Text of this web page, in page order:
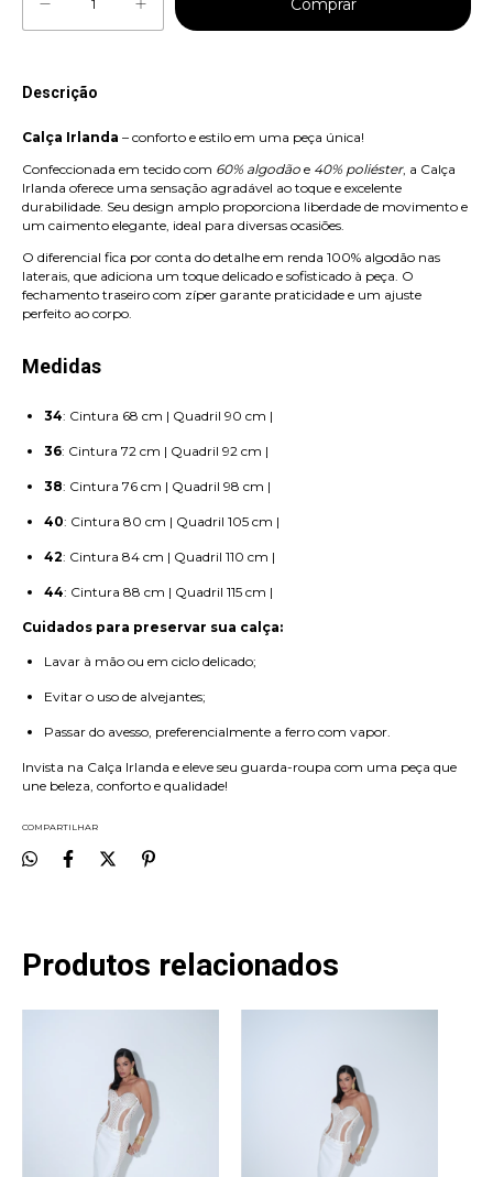
Descrição
Calça Irlanda – conforto e estilo em uma peça única!
Confeccionada em tecido com 60% algodão e 40% poliéster, a Calça
Irlanda oferece uma sensação agradável ao toque e excelente
durabilidade. Seu design amplo proporciona liberdade de movimento e
um caimento elegante, ideal para diversas ocasiões.
O diferencial fica por conta do detalhe em renda 100% algodão nas
laterais, que adiciona um toque delicado e sofisticado à peça. O
fechamento traseiro com zíper garante praticidade e um ajuste
perfeito ao corpo.
Medidas
34: Cintura 68 cm | Quadril 90 cm |
36: Cintura 72 cm | Quadril 92 cm |
38: Cintura 76 cm | Quadril 98 cm |
40: Cintura 80 cm | Quadril 105 cm |
42: Cintura 84 cm | Quadril 110 cm |
44: Cintura 88 cm | Quadril 115 cm |
Cuidados para preservar sua calça:
Lavar à mão ou em ciclo delicado;
Evitar o uso de alvejantes;
Passar do avesso, preferencialmente a ferro com vapor.
Invista na Calça Irlanda e eleve seu guarda-roupa com uma peça que
une beleza, conforto e qualidade!
COMPARTILHAR
Produtos relacionados